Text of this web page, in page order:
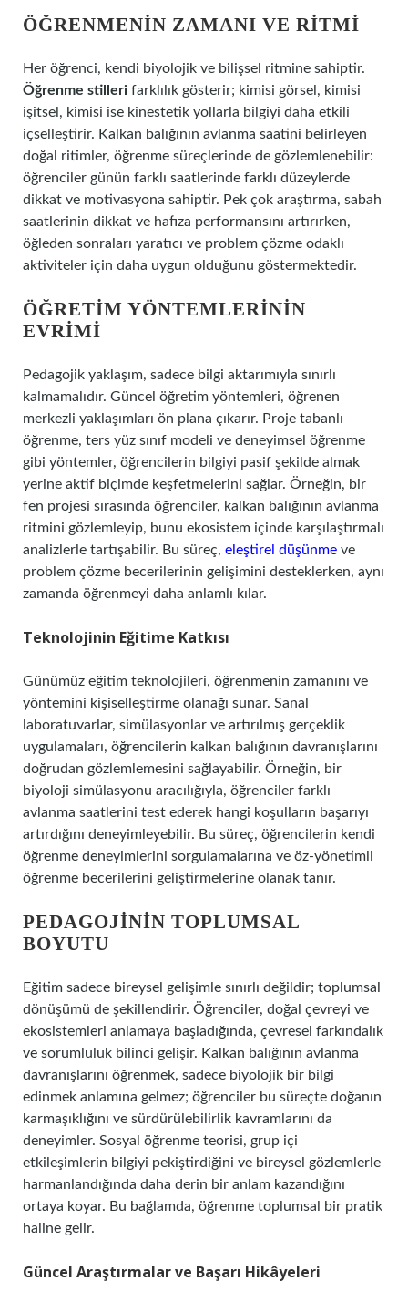
ÖĞRENMENIN ZAMANI VE RITMI
Her öğrenci, kendi biyolojik ve bilişsel ritmine sahiptir.
Öğrenme stilleri farklılık gösterir; kimisi görsel, kimisi
işitsel, kimisi ise kinestetik yollarla bilgiyi daha etkili
içselleştirir. Kalkan balığının avlanma saatini belirleyen
doğal ritimler, öğrenme süreçlerinde de gözlemlenebilir:
öğrenciler günün farklı saatlerinde farklı düzeylerde
dikkat ve motivasyona sahiptir. Pek çok araştırma, sabah
saatlerinin dikkat ve hafıza performansını artırırken,
öğleden sonraları yaratıcı ve problem çözme odaklı
aktiviteler için daha uygun olduğunu göstermektedir.
ÖĞRETIM YÖNTEMLERININ
EVRIMI
Pedagojik yaklaşım, sadece bilgi aktarımıyla sınırlı
kalmamalıdır. Güncel öğretim yöntemleri, öğrenen
merkezli yaklaşımları ön plana çıkarır. Proje tabanlı
öğrenme, ters yüz sınıf modeli ve deneyimsel öğrenme
gibi yöntemler, öğrencilerin bilgiyi pasif şekilde almak
yerine aktif biçimde keşfetmelerini sağlar. Örneğin, bir
fen projesi sırasında öğrenciler, kalkan balığının avlanma
ritmini gözlemleyip, bunu ekosistem içinde karşılaştırmalı
analizlerle tartışabilir. Bu süreç, eleştirel düşünme ve
problem çözme becerilerinin gelişimini desteklerken, aynı
zamanda öğrenmeyi daha anlamlı kılar.
Teknolojinin Eğitime Katkısı
Günümüz eğitim teknolojileri, öğrenmenin zamanını ve
yöntemini kişiselleştirme olanağı sunar. Sanal
laboratuvarlar, simülasyonlar ve artırılmış gerçeklik
uygulamaları, öğrencilerin kalkan balığının davranışlarını
doğrudan gözlemlemesini sağlayabilir. Örneğin, bir
biyoloji simülasyonu aracılığıyla, öğrenciler farklı
avlanma saatlerini test ederek hangi koşulların başarıyı
artırdığını deneyimleyebilir. Bu süreç, öğrencilerin kendi
öğrenme deneyimlerini sorgulamalarına ve öz-yönetimli
öğrenme becerilerini geliştirmelerine olanak tanır.
PEDAGOJININ TOPLUMSAL
BOYUTU
Eğitim sadece bireysel gelişimle sınırlı değildir; toplumsal
dönüşümü de şekillendirir. Öğrenciler, doğal çevreyi ve
ekosistemleri anlamaya başladığında, çevresel farkındalık
ve sorumluluk bilinci gelişir. Kalkan balığının avlanma
davranışlarını öğrenmek, sadece biyolojik bir bilgi
edinmek anlamına gelmez; öğrenciler bu süreçte doğanın
karmaşıklığını ve sürdürülebilirlik kavramlarını da
deneyimler. Sosyal öğrenme teorisi, grup içi
etkileşimlerin bilgiyi pekiştirdiğini ve bireysel gözlemlerle
harmanlandığında daha derin bir anlam kazandığını
ortaya koyar. Bu bağlamda, öğrenme toplumsal bir pratik
haline gelir.
Güncel Araştırmalar ve Başarı Hikâyeleri